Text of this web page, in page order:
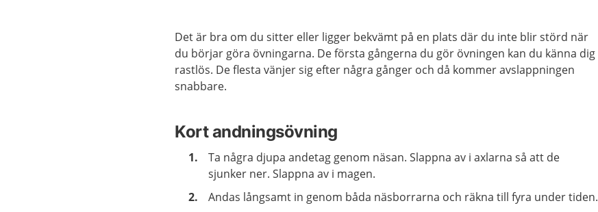
Det är bra om du sitter eller ligger bekvämt på en plats där du inte blir störd när
du börjar göra övningarna. De första gångerna du gör övningen kan du känna dig
rastlös. De flesta vänjer sig efter några gånger och då kommer avslappningen
snabbare.
Kort andningsövning
Ta några djupa andetag genom näsan. Slappna av i axlarna så att de
sjunker ner. Slappna av i magen.
Andas långsamt in genom båda näsborrarna och räkna till fyra under tiden.